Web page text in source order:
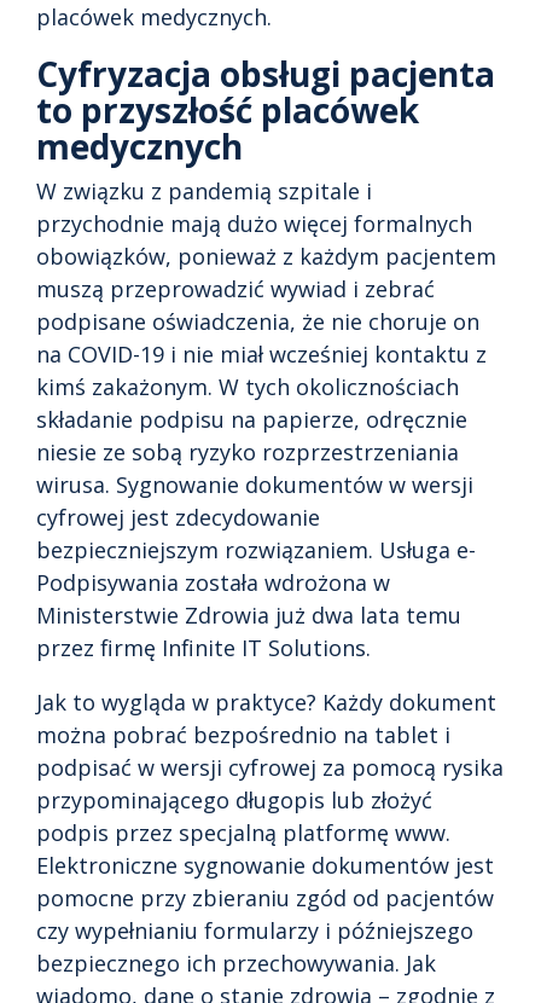
placówek medycznych.
Cyfryzacja obsługi pacjenta
to przyszłość placówek
medycznych
W związku z pandemią szpitale i
przychodnie mają dużo więcej formalnych
obowiązków, ponieważ z każdym pacjentem
muszą przeprowadzić wywiad i zebrać
podpisane oświadczenia, że nie choruje on
na COVID-19 i nie miał wcześniej kontaktu z
kimś zakażonym. W tych okolicznościach
składanie podpisu na papierze, odręcznie
niesie ze sobą ryzyko rozprzestrzeniania
wirusa. Sygnowanie dokumentów w wersji
cyfrowej jest zdecydowanie
bezpieczniejszym rozwiązaniem. Usługa e-
Podpisywania została wdrożona w
Ministerstwie Zdrowia już dwa lata temu
przez firmę Infinite IT Solutions.
Jak to wygląda w praktyce? Każdy dokument
można pobrać bezpośrednio na tablet i
podpisać w wersji cyfrowej za pomocą rysika
przypominającego długopis lub złożyć
podpis przez specjalną platformę www.
Elektroniczne sygnowanie dokumentów jest
pomocne przy zbieraniu zgód od pacjentów
czy wypełnianiu formularzy i późniejszego
bezpiecznego ich przechowywania. Jak
wiadomo, dane o stanie zdrowia – zgodnie z